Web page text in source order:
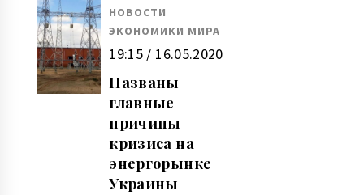
НОВОСТИ
ЭКОНОМИКИ МИРА
19:15 / 16.05.2020
Названы
главные
причины
кризиса на
энергорынке
Украины